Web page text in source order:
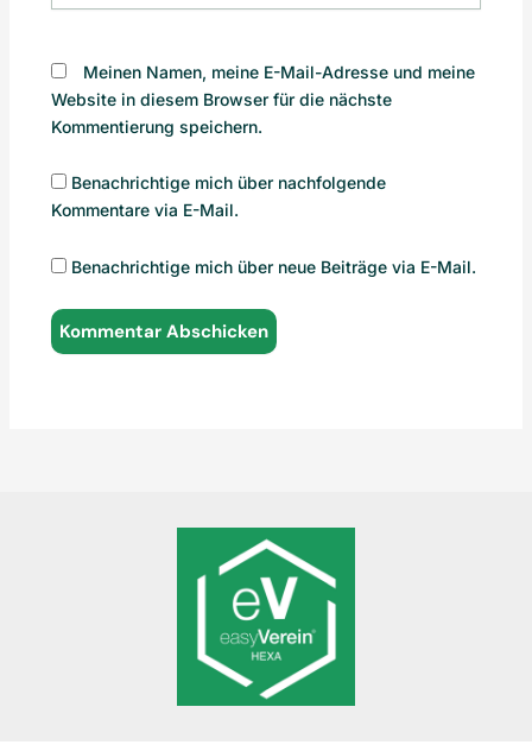
Meinen Namen, meine E-Mail-Adresse und meine
Website in diesem Browser für die nächste
Kommentierung speichern.
Benachrichtige mich über nachfolgende
Kommentare via E-Mail.
Benachrichtige mich über neue Beiträge via E-Mail.